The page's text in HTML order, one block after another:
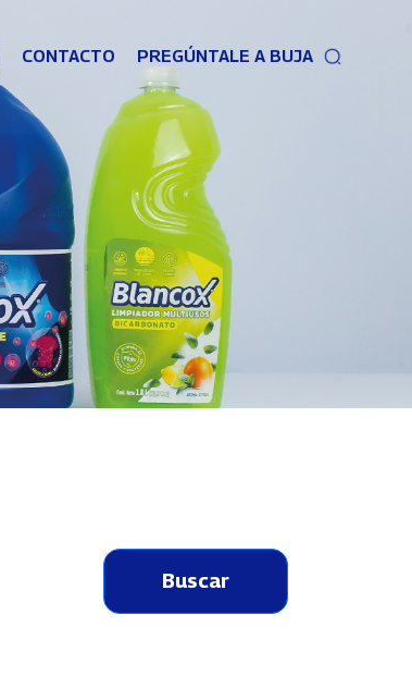
CONTACTO PREGÚNTALE A BUJA